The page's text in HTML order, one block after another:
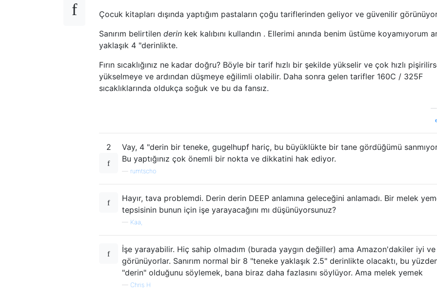
Çocuk kitapları dışında yaptığım pastaların çoğu tariflerinden geliyor ve güvenilir
Sanırım belirtilen derin kek kalıbını kullandın . Ellerimi anında benim üstüme koyamıyorum
yaklaşık 4 "derinlikte.
Fırın sıcaklığınız ne kadar doğru? Böyle bir tarif hızlı bir şekilde yükselir ve çok hızlı
yükselmeye ve ardından düşmeye eğilimli olabilir. Daha sonra gelen tarifler 160C / 325F
sıcaklıklarında oldukça soğuk ve bu da fansız.
—
2
Vay, 4 "derin bir teneke, gugelhupf hariç, bu büyüklükte bir tane gördüğümü
Bu yaptığınız çok önemli bir nokta ve dikkatini hak ediyor.
rumtscho
Hayır, tava problemdi. Derin derin DEEP anlamına geleceğini anlamadı. Bir melek
tepsisinin bunun için işe yarayacağını mı düşünüyorsunuz?
— Kaa,
İşe yarayabilir. Hiç sahip olmadım (burada yaygın değiller) ama Amazon'dakiler iyi
görünüyorlar. Sanırım normal bir 8 "teneke yaklaşık 2.5" derinlikte olacaktı, bu
"derin" olduğunu söylemek, bana biraz daha fazlasını söylüyor. Ama melek yemek
— Chris H